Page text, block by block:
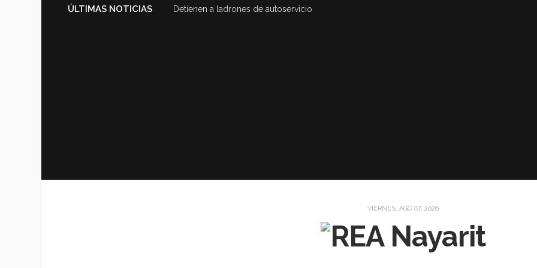
ÚLTIMAS NOTICIAS Detienen a ladrones de autoservicio
VIERNES, AGO 07, 2026